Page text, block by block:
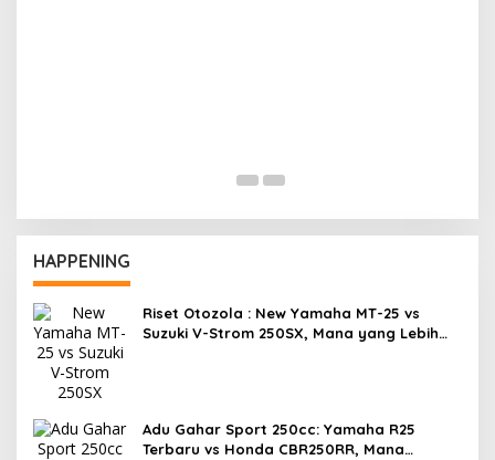
HAPPENING
Riset Otozola : New Yamaha MT-25 vs
Suzuki V-Strom 250SX, Mana yang Lebih
Adu Gahar Sport 250cc: Yamaha R25
Terbaru vs Honda CBR250RR, Mana